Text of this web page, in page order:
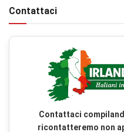
Contattaci
Contattaci
ricontatteremo non